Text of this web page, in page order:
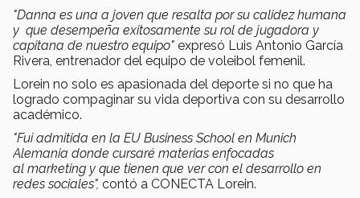
"Danna es una a joven que resalta por su calidez humana
y que desempeña exitosamente su rol de jugadora y
capitana de nuestro equipo" expresó Luis Antonio García
Rivera, entrenador del equipo de voleibol femenil.
Lorein no solo es apasionada del deporte si no que ha
logrado compaginar su vida deportiva con su desarrollo
académico.
"Fui admitida en la EU Business School en Munich
Alemania donde cursaré materias enfocadas
al marketing y que tienen que ver con el desarrollo en
redes sociales", contó a CONECTA Lorein.